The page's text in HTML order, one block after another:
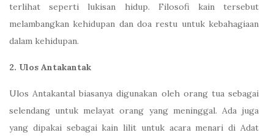
terlihat seperti lukisan hidup. Filosofi kain tersebut
melambangkan kehidupan dan doa restu untuk kebahagiaan
dalam kehidupan.
2. Ulos Antakantak
Ulos Antakantal biasanya digunakan oleh orang tua sebagai
selendang untuk melayat orang yang meninggal. Ada juga
yang dipakai sebagai kain lilit untuk acara menari di Adat